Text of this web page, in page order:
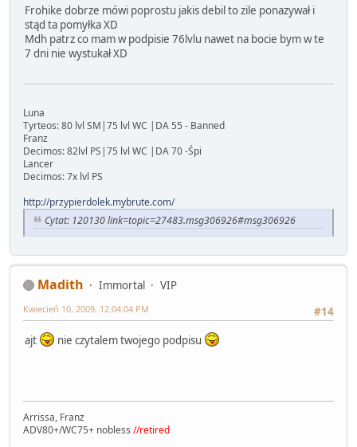
Frohike dobrze mówi poprostu jakis debil to zile ponazywał i
stąd ta pomyłka XD
Mdh patrz co mam w podpisie 76lvlu nawet na bocie bym w te
7 dni nie wystukał XD
Luna
Tyrteos: 80 lvl SM|75 lvl WC |DA 55 - Banned
Franz
Decimos: 82lvl PS|75 lvl WC |DA 70 -Śpi
Lancer
Decimos: 7x lvl PS
http://przypierdolek.mybrute.com/
Cytat: 120130 link=topic=27483.msg306926#msg306926
Madith Immortal
VIP
#14
Kwiecień 10, 2009, 12:04:04 PM
ajt nie czytalem twojego podpisu
Arrissa, Franz
ADV80+/WC75+ nobless //retired